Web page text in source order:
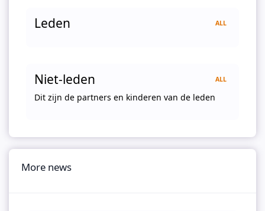
ALL
Leden
ALL
Niet-leden
Dit zijn de partners en kinderen van de leden
More news